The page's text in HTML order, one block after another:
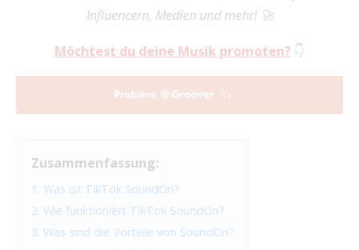
Influencern, Medien und mehr! 🚀
Möchtest du deine Musik promoten? 👇
Zusammenfassung:
1. Was ist TikTok SoundOn?
2. Wie funktioniert TikTok SoundOn?
3. Was sind die Vorteile von SoundOn?